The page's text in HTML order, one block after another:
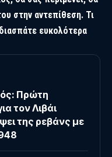
στην αντεπίθεση. Τι
ευκολότερα
Πρώτη
τον Λιβάι
της ρεβάνς με